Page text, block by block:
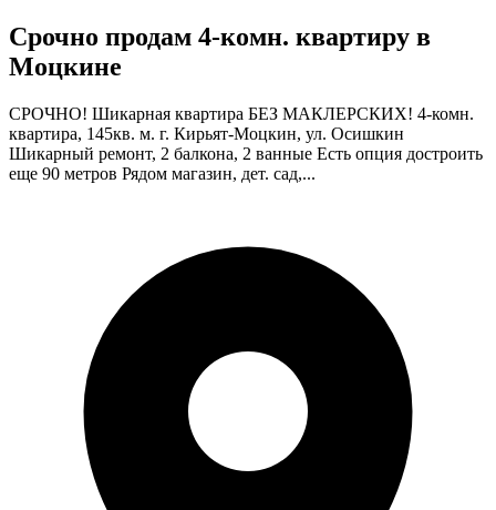
Срочно продам 4-комн. квартиру в
Моцкине
СРОЧНО! Шикарная квартира БЕЗ МАКЛЕРСКИХ! 4-комн.
квартира, 145кв. м. г. Кирьят-Моцкин, ул. Осишкин
Шикарный ремонт, 2 балкона, 2 ванные Есть опция достроить
еще 90 метров Рядом магазин, дет. сад,...